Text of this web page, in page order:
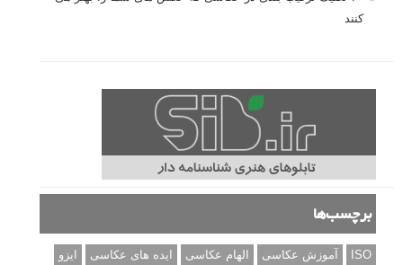
کنند
برچسب‌ها
ISO آموزش عکاسی الهام عکاسی ایده های عکاسی
ایزو